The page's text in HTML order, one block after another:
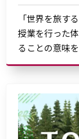
「世界を旅す
授業を行った
ることの意味を